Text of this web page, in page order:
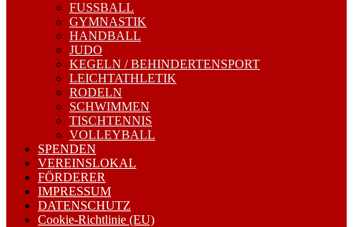
FUSSBALL
GYMNASTIK
HANDBALL
JUDO
KEGELN / BEHINDERTENSPORT
LEICHTATHLETIK
RODELN
SCHWIMMEN
TISCHTENNIS
VOLLEYBALL
SPENDEN
VEREINSLOKAL
FÖRDERER
IMPRESSUM
DATENSCHUTZ
Cookie-Richtlinie (EU)